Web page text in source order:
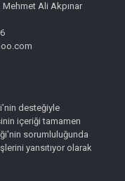
Mehmet Ali Akpınar
desteğiyle
içeriği tamamen
sorumluluğunda
yansıtıyor olarak